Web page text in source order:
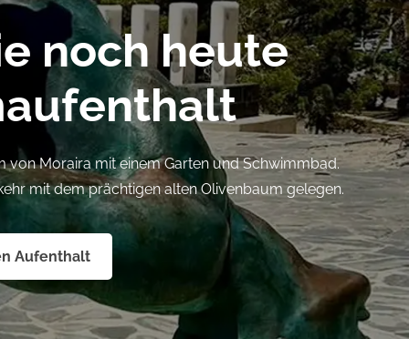
noch heute
Moraira mit einem Garten und Schwimmbad.
mit dem prächtigen alten Olivenbaum gelegen.
Aufenthalt